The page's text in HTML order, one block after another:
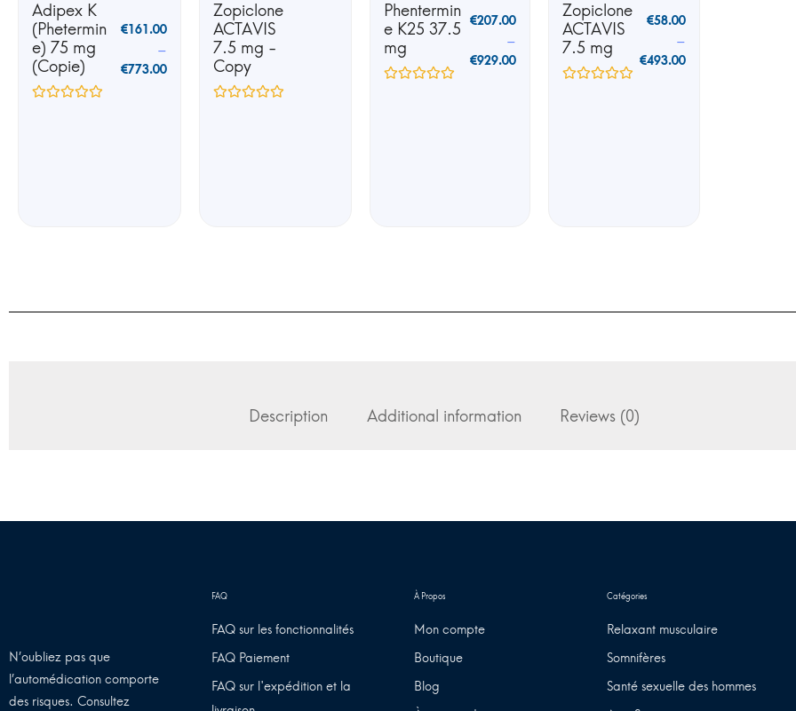
Adipex K
(Phetermin
e) 75 mg
(Copie)
€161.00
–
€773.00
Zopiclone
ACTAVIS
7.5 mg -
Copy
Phentermin
e K25 37.5
mg
€207.00
–
€929.00
Zopiclone
ACTAVIS
7.5 mg
€58.00
–
€493.00
Description Additional information Reviews (0)
N’oubliez pas que
l’automédication comporte
des risques. Consultez
FAQ sur les fonctionnalités
FAQ Paiement
FAQ sur l'expédition et la
Mon compte
Boutique
Blog
Relaxant musculaire
Somnifères
Santé sexuelle des hommes